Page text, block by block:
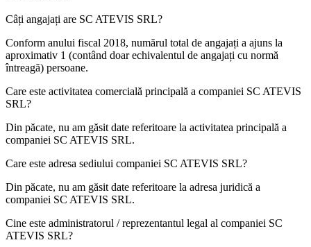
Câți angajați are SC ATEVIS SRL?
Conform anului fiscal 2018, numărul total de angajați a ajuns la
aproximativ 1 (contând doar echivalentul de angajați cu normă
întreagă) persoane.
Care este activitatea comercială principală a companiei SC ATEVIS
SRL?
Din păcate, nu am găsit date referitoare la activitatea principală a
companiei SC ATEVIS SRL.
Care este adresa sediului companiei SC ATEVIS SRL?
Din păcate, nu am găsit date referitoare la adresa juridică a
companiei SC ATEVIS SRL.
Cine este administratorul / reprezentantul legal al companiei SC
ATEVIS SRL?